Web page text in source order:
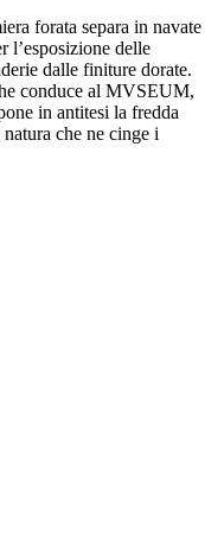
forata separa in navate
l’esposizione delle
dalle finiture dorate.
conduce al MVSEUM,
in antitesi la fredda
che ne cinge i